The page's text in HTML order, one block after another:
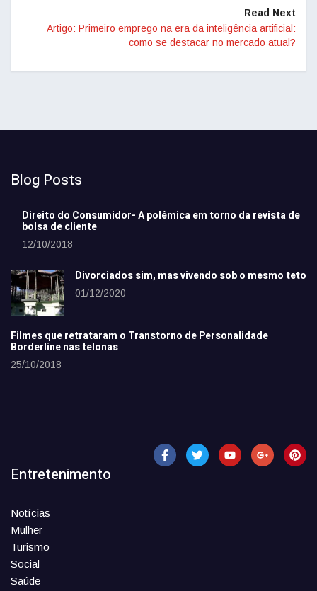
Read Next
Artigo: Primeiro emprego na era da inteligência artificial:
como se destacar no mercado atual?
Blog Posts
Direito do Consumidor- A polêmica em torno da revista de
bolsa de cliente
12/10/2018
Divorciados sim, mas vivendo sob o mesmo teto
01/12/2020
Filmes que retrataram o Transtorno de Personalidade
Borderline nas telonas
25/10/2018
Entretenimento
Notícias
Mulher
Turismo
Social
Saúde